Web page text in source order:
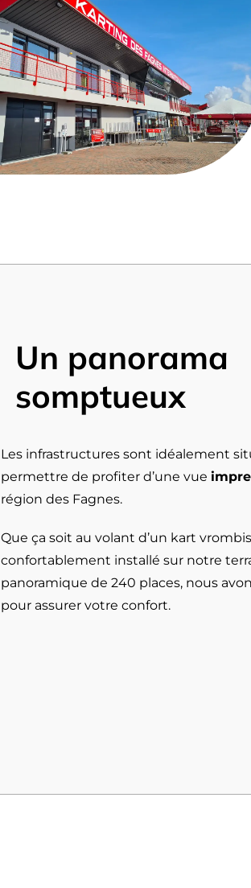
Un panorama
somptueux
Les infrastructures sont idéalement
permettre de profiter d’une vue
région des Fagnes.
Que ça soit au volant d’un kart
confortablement installé sur notre
panoramique de 240 places, nous
pour assurer votre confort.